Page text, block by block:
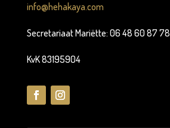
info@hehakaya.com
Secretariaat Mariëtte: 06 48 60 87 78
KvK 83195904